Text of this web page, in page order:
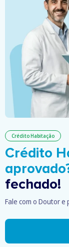
Crédito Habitação
Crédito
fechado!
Fale com o Doutor